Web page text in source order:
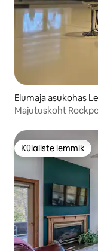
Elumaja asukohas
ands
Majutuskoht
Külaliste lemmik
Külaliste lemmik